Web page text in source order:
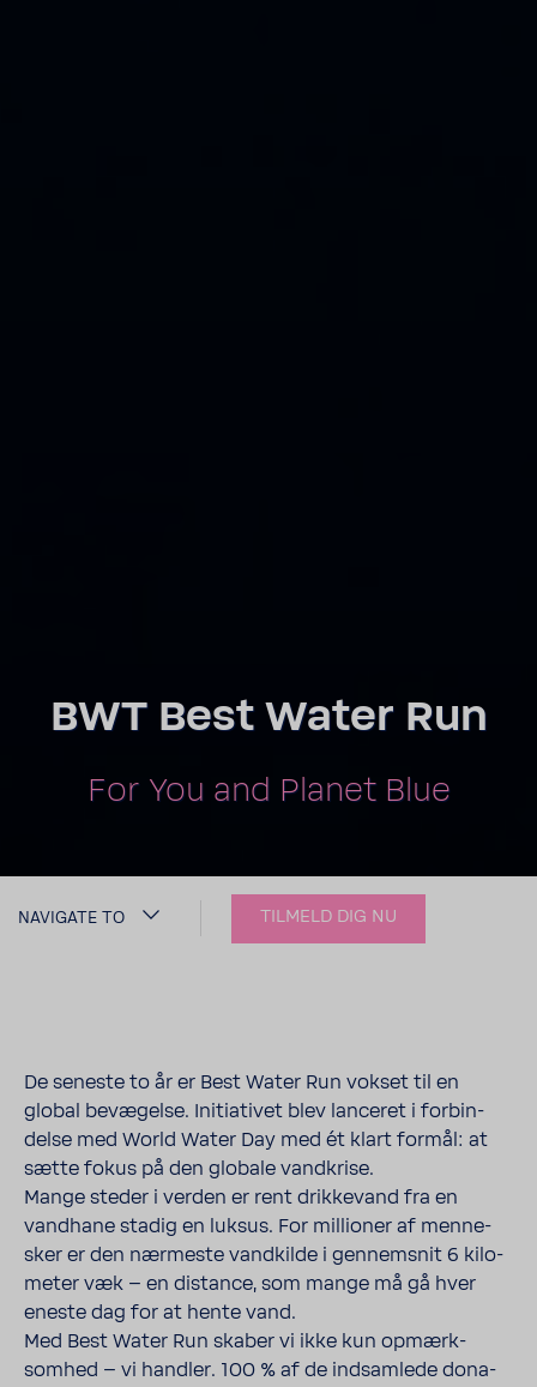
BWT Best Water Run
For You and Planet Blue
NAVIGATE TO TILMELD DIG NU
De seneste to år er Best Water Run vokset til en
global bevæ­gelse. Initi­a­tivet blev lanceret i forbin­
delse med World Water Day med ét klart formål: at
sætte fokus på den globale vand­krise.
Mange steder i verden er rent drik­ke­vand fra en
vand­hane stadig en luksus. For milli­oner af menne­
sker er den nærmeste vand­kilde i gennem­snit 6 kilo­
meter væk – en distance, som mange må gå hver
eneste dag for at hente vand.
Med Best Water Run skaber vi ikke kun opmærk­
somhed – vi handler. 100 % af de indsam­lede dona­